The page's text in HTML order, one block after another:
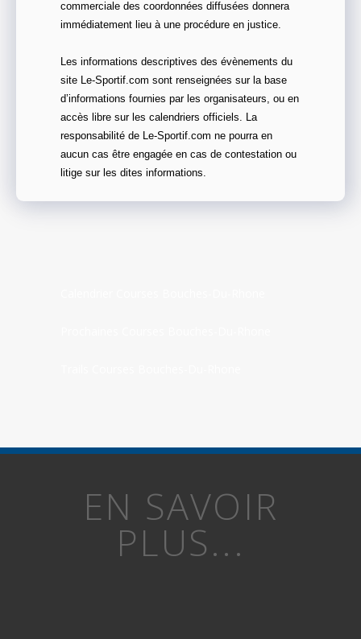
commerciale des coordonnées diffusées donnera
immédiatement lieu à une procédure en justice.
Les informations descriptives des évènements du
site Le-Sportif.com sont renseignées sur la base
d’informations fournies par les organisateurs, ou en
accès libre sur les calendriers officiels. La
responsabilité de Le-Sportif.com ne pourra en
aucun cas être engagée en cas de contestation ou
litige sur les dites informations.
EN SAVOIR
PLUS...